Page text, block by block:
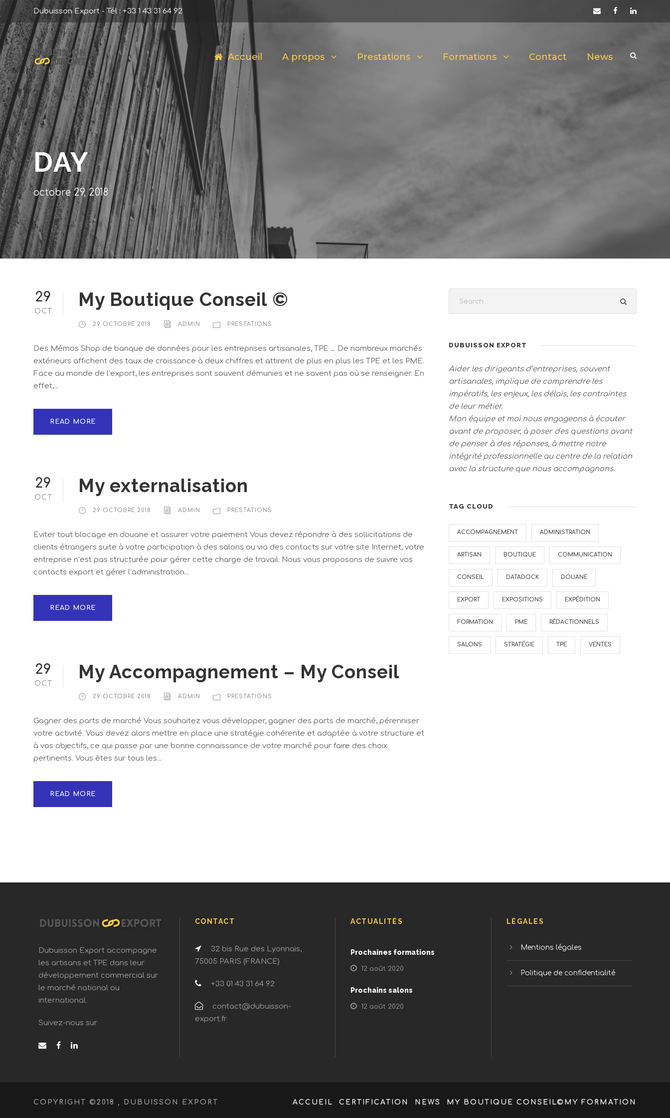
Dubuisson Export - Tél : +33 1 43 31 64 92
Accueil A propos Prestations Formations Contact News
DAY
octobre 29, 2018
29
OCT
My Boutique Conseil ©
29 OCTOBRE 2018 ADMIN PRESTATIONS
Des Mémos Shop de banque de données pour les entreprises artisanales, TPE … De nombreux marchés
extérieurs affichent des taux de croissance à deux chiffres et attirent de plus en plus les TPE et les PME.
Face au monde de l’export, les entreprises sont souvent démunies et ne savent pas où se renseigner. En
effet,...
READ MORE
29
OCT
My externalisation
29 OCTOBRE 2018 ADMIN PRESTATIONS
Eviter tout blocage en douane et assurer votre paiement Vous devez répondre à des sollicitations de
clients étrangers suite à votre participation à des salons ou via des contacts sur votre site Internet, votre
entreprise n’est pas structurée pour gérer cette charge de travail. Nous vous proposons de suivre vos
contacts export et gérer l’administration...
READ MORE
29
OCT
My Accompagnement – My Conseil
29 OCTOBRE 2018 ADMIN PRESTATIONS
Gagner des parts de marché Vous souhaitez vous développer, gagner des parts de marché, pérenniser
votre activité. Vous devez alors mettre en place une stratégie cohérente et adaptée à votre structure et
à vos objectifs, ce qui passe par une bonne connaissance de votre marché pour faire des choix
pertinents. Vous êtes sur tous les...
READ MORE
DUBUISSON EXPORT
Aider les dirigeants d’entreprises, souvent
artisanales, implique de comprendre les
impératifs, les enjeux, les délais, les contraintes
de leur métier.
Mon équipe et moi nous engageons à écouter
avant de proposer, à poser des questions avant
de penser à des réponses, à mettre notre
intégrité professionnelle au centre de la relation
avec la structure que nous accompagnons.
TAG CLOUD
ACCOMPAGNEMENT ADMINISTRATION
ARTISAN BOUTIQUE COMMUNICATION
CONSEIL DATADOCK DOUANE
EXPORT EXPOSITIONS EXPÉDITION
FORMATION PME RÉDACTIONNELS
SALONS STRATÉGIE TPE VENTES
Dubuisson Export accompagne
les artisans et TPE dans leur
développement commercial sur
le marché national ou
international.
Suivez-nous sur
CONTACT
32 bis Rue des Lyonnais,
75005 PARIS (FRANCE)
+33 01 43 31 64 92
contact@dubuisson-
export.fr
ACTUALITÉS
Prochaines formations
12 août 2020
Prochains salons
12 août 2020
LÉGALES
Mentions légales
Politique de confidentialité
COPYRIGHT ©2018 , DUBUISSON EXPORT ACCUEIL CERTIFICATION NEWS MY BOUTIQUE CONSEIL© MY FORMATION